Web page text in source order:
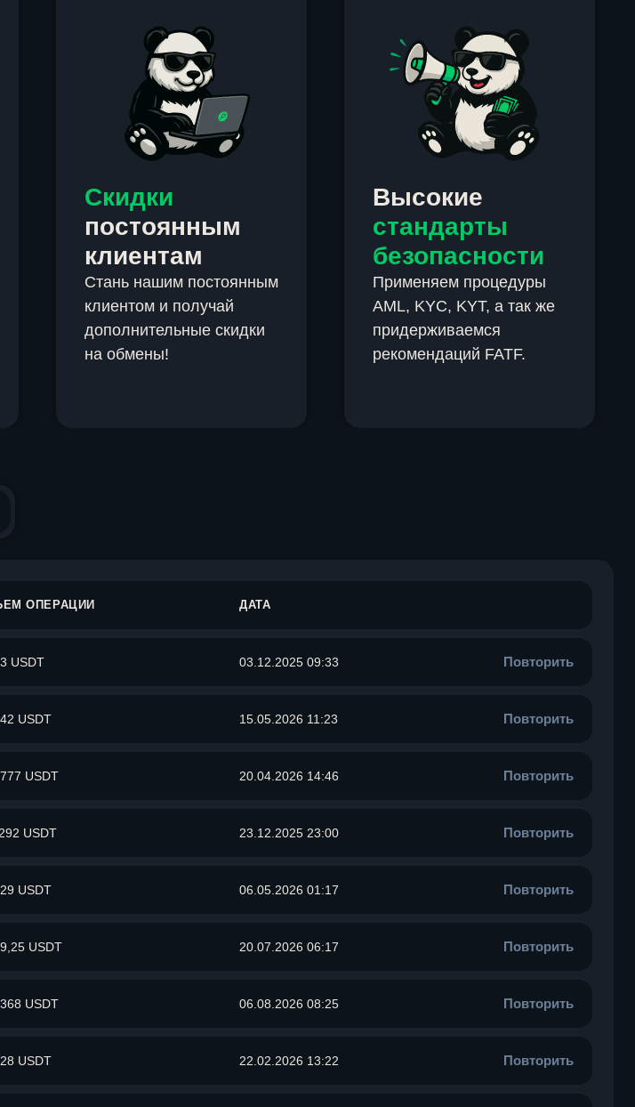
Скидки
постоянным
клиентам
Стань нашим постоянным
клиентом и получай
дополнительные скидки
на обмены!
Высокие
стандарты
безопасности
Применяем процедуры
AML, KYC, KYT, а так же
придерживаемся
рекомендаций FATF.
ОПЕРАЦИИ ДАТА
USDT 03.12.2025 09:33 Повторить
USDT 15.05.2026 11:23 Повторить
USDT 20.04.2026 14:46 Повторить
USDT 23.12.2025 23:00 Повторить
USDT 06.05.2026 01:17 Повторить
USDT 20.07.2026 06:17 Повторить
USDT 06.08.2026 08:25 Повторить
USDT 22.02.2026 13:22 Повторить